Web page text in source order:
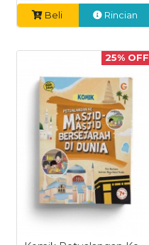
Beli
Rincian
25% OFF